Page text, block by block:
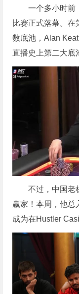
一个多小时前
比赛正式落幕。在
数底池，Alan
直播史上第二大底
不过，中国老
赢家！本周，他总
成为在Hustler